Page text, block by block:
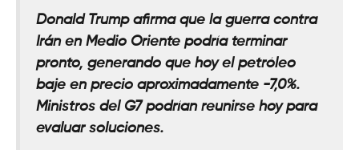
Donald Trump afirma que la guerra contra
Irán en Medio Oriente podría terminar
pronto, generando que hoy el petróleo
baje en precio aproximadamente -7,0%.
Ministros del G7 podrían reunirse hoy para
evaluar soluciones.